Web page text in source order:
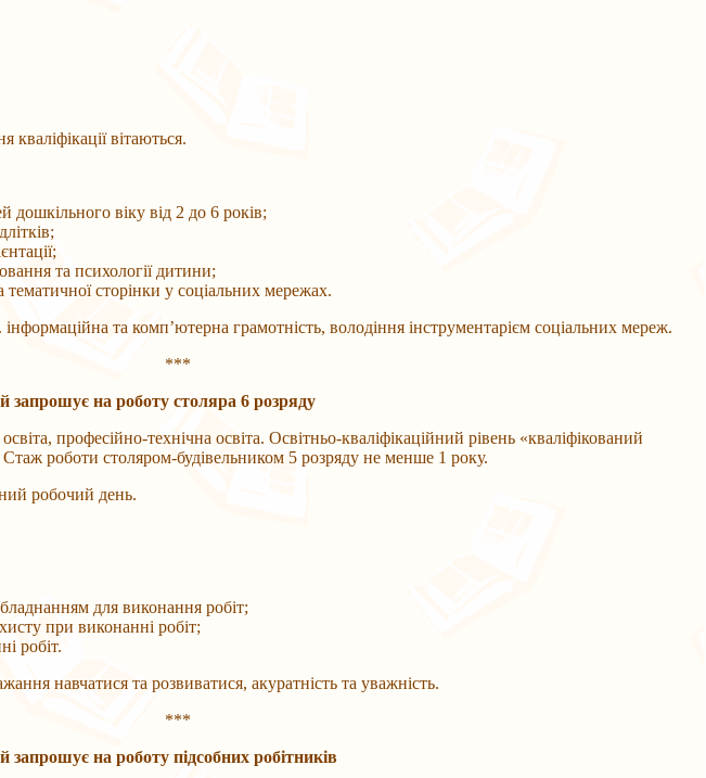
кваліфікації вітаються.
дошкільного віку від 2 до 6 років;
та психології дитини;
тематичної сторінки у соціальних мережах.
інформаційна та комп’ютерна грамотність, володіння інструментарієм соціальних мереж.
***
запрошує на роботу столяра 6 розряду
професійно-технічна освіта. Освітньо-кваліфікаційний рівень «кваліфікований
роботи столяром-будівельником 5 розряду не менше 1 року.
робочий день.
для виконання робіт;
при виконанні робіт;
робіт.
навчатися та розвиватися, акуратність та уважність.
***
запрошує на роботу підсобних робітників